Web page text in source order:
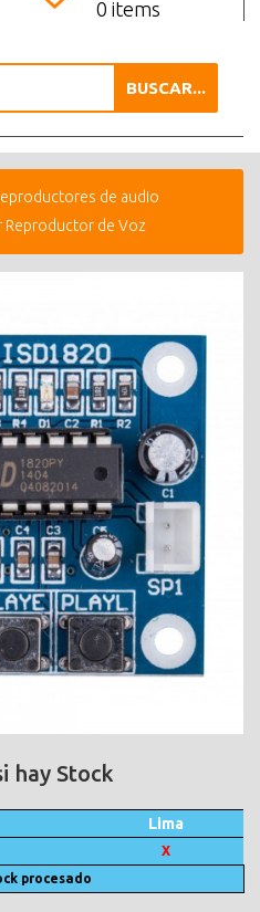
0 items
BUSCAR...
de audio
Reproductor de Voz
hay Stock
Lima
X
procesado